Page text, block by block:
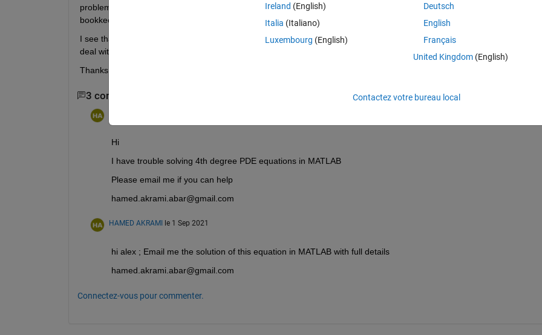
problem. I have been holding off trying to reformulate an implicit finite difference method because there is so much
bookkeeping.
I see that the partial differential solver toolbox does not deal with this problem. Does anyone know about Matlab scripts
deal with this problem?
Thanks.
3 commentaires
Hi
I have trouble solving 4th degree PDE equations in MATLAB
Please email me if you can help
hamed.akrami.abar@gmail.com
HAMED AKRAMI le 1 Sep 2021
hi alex ; Email me the solution of this equation in MATLAB with full details
hamed.akrami.abar@gmail.com
Connectez-vous pour commenter.
Ireland (English)
Italia (Italiano)
Luxembourg (English)
Deutsch
English
Français
United Kingdom(English)
Contactez votre bureau local